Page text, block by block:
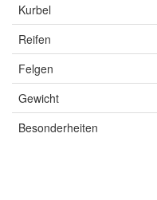
Kurbel
Reifen
Felgen
Gewicht
Besonderheiten